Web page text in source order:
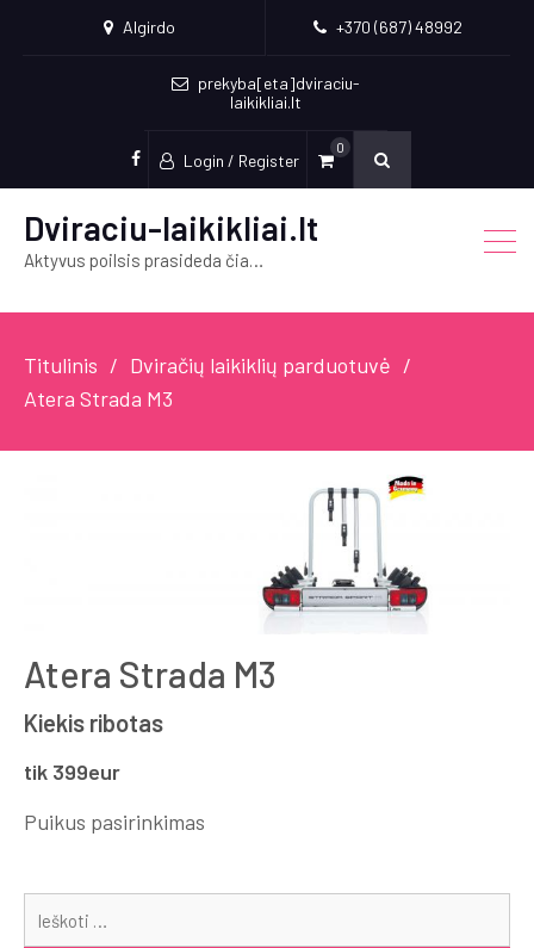
Algirdo +370 (687) 48992
prekyba[eta]dviraciu-
laikikliai.lt
Socialinės
Login / Register
0
Dviraciu-laikikliai.lt
Aktyvus poilsis prasideda čia…
Titulinis
Dviračių laikiklių parduotuvė
Atera Strada M3
Atera Strada M3
Kiekis ribotas
tik 399eur
Puikus pasirinkimas